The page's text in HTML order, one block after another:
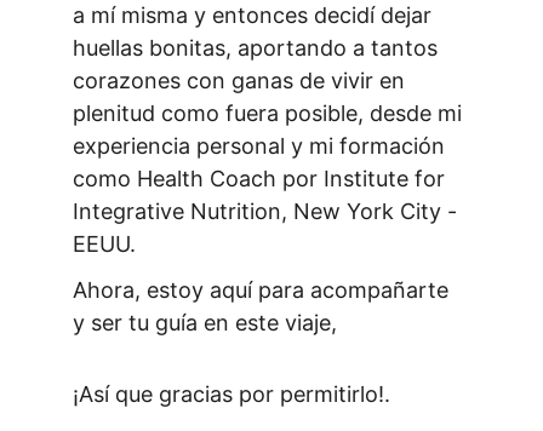
a mí misma y entonces decidí dejar
huellas bonitas, aportando a tantos
corazones con ganas de vivir en
plenitud como fuera posible, desde mi
experiencia personal y mi formación
como Health Coach por Institute for
Integrative Nutrition, New York City -
EEUU.
Ahora, estoy aquí para acompañarte
y ser tu guía en este viaje,
¡Así que gracias por permitirlo!.